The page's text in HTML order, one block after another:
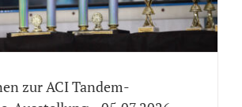
zur ACI Tandem-